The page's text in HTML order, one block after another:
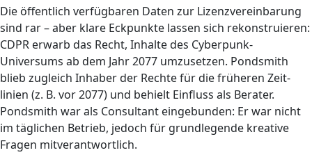
Die öffentlich verfügbaren Daten zur Lizenzvereinbarung
sind rar – aber klare Eckpunkte lassen sich rekonstruieren:
CDPR erwarb das Recht, Inhalte des Cyberpunk-
Universums ab dem Jahr 2077 umzusetzen. Pondsmith
blieb zugleich Inhaber der Rechte für die früheren Zeit­
linien (z. B. vor 2077) und behielt Einfluss als Berater.
Pondsmith war als Consultant eingebunden: Er war nicht
im täglichen Betrieb, jedoch für grundlegende kreative
Fragen mitverantwortlich.